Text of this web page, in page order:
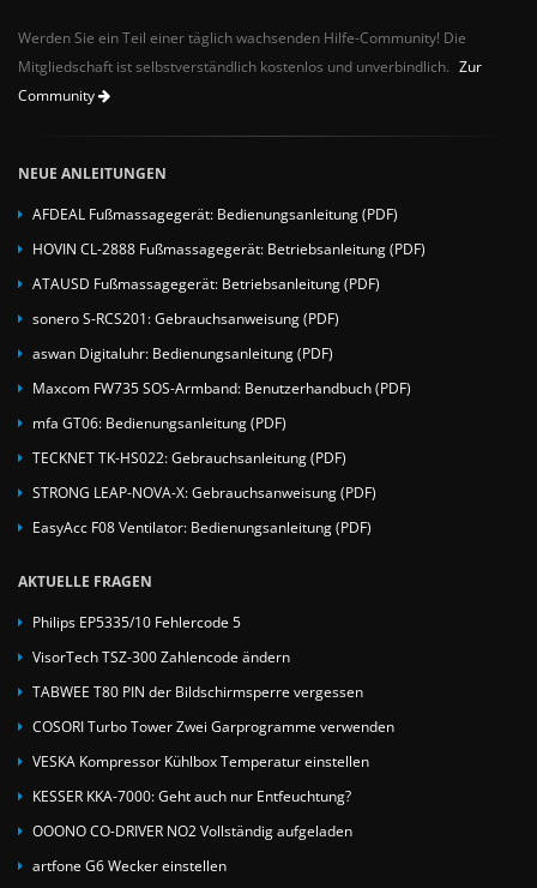
Werden Sie ein Teil einer täglich wachsenden Hilfe-Community! Die
Mitgliedschaft ist selbstverständlich kostenlos und unverbindlich. Zur
Community
NEUE ANLEITUNGEN
AFDEAL Fußmassagegerät: Bedienungsanleitung (PDF)
HOVIN CL-2888 Fußmassagegerät: Betriebsanleitung (PDF)
ATAUSD Fußmassagegerät: Betriebsanleitung (PDF)
sonero S-RCS201: Gebrauchsanweisung (PDF)
aswan Digitaluhr: Bedienungsanleitung (PDF)
Maxcom FW735 SOS-Armband: Benutzerhandbuch (PDF)
mfa GT06: Bedienungsanleitung (PDF)
TECKNET TK-HS022: Gebrauchsanleitung (PDF)
STRONG LEAP-NOVA-X: Gebrauchsanweisung (PDF)
EasyAcc F08 Ventilator: Bedienungsanleitung (PDF)
AKTUELLE FRAGEN
Philips EP5335/10 Fehlercode 5
VisorTech TSZ-300 Zahlencode ändern
TABWEE T80 PIN der Bildschirmsperre vergessen
COSORI Turbo Tower Zwei Garprogramme verwenden
VESKA Kompressor Kühlbox Temperatur einstellen
KESSER KKA-7000: Geht auch nur Entfeuchtung?
OOONO CO-DRIVER NO2 Vollständig aufgeladen
artfone G6 Wecker einstellen